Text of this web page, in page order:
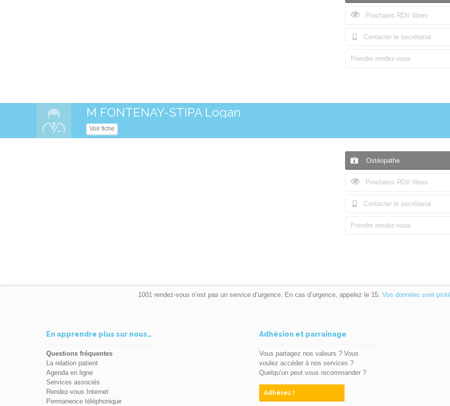
Prochains RDV libres
Contacter le secrétariat
Prendre rendez-vous
M FONTENAY-STIPA Logan
Voir fiche
Ostéopathe
Prochains RDV libres
Contacter le secrétariat
Prendre rendez-vous
1001 rendez-vous n’est pas un service d’urgence. En cas d’urgence, appelez le 15. Vos données sont
En apprendre plus sur nous…
Questions fréquentes
La relation patient
Agenda en ligne
Services associés
Rendez-vous Internet
Permanence téléphonique
Adhésion et parrainage
Vous partagez nos valeurs ? Vous
voulez accéder à nos services ?
Quelqu’un peut vous recommander ?
Adhérez !